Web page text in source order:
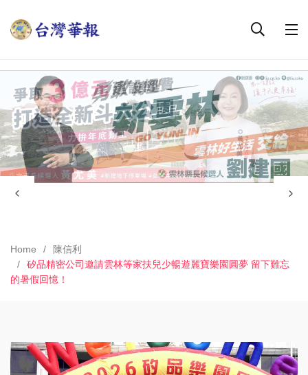
Home
陳信利
矽品精密公司邀請雲林等家扶兒少暢遊麗寶樂園圓夢 留下難忘
的暑假回憶！